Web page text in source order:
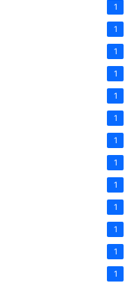
1
1
1
1
1
1
1
1
1
1
1
1
1